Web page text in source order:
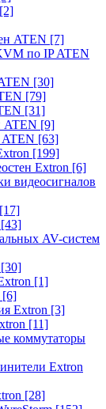
[2]
ATEN [7]
по IP ATEN
[30]
[79]
[31]
ATEN [9]
ATEN [63]
[199]
Extron [6]
видеосигналов
[17]
[43]
AV-систем
[30]
[1]
[6]
Extron [3]
[11]
коммутаторы
Extron
[28]